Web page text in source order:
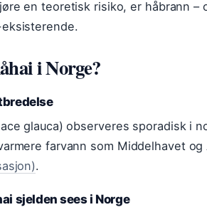
en teoretisk risiko, er håbrann
i Norge?
glauca) observeres sporadisk i
farvann som Middelhavet
.
sjelden sees i Norge